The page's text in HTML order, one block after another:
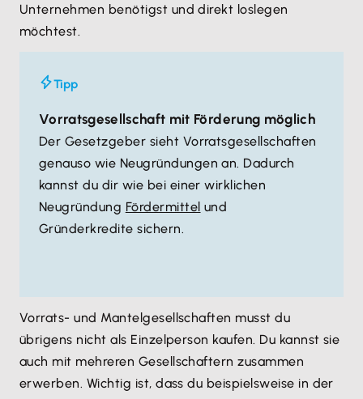
Unternehmen benötigst und direkt loslegen
möchtest.
Tipp
Vorratsgesellschaft mit Förderung möglich
Der Gesetzgeber sieht Vorratsgesellschaften
genauso wie Neugründungen an. Dadurch
kannst du dir wie bei einer wirklichen
Neugründung Fördermittel und
Gründerkredite sichern.
Vorrats- und Mantelgesellschaften musst du
übrigens nicht als Einzelperson kaufen. Du kannst sie
auch mit mehreren Gesellschaftern zusammen
erwerben. Wichtig ist, dass du beispielsweise in der